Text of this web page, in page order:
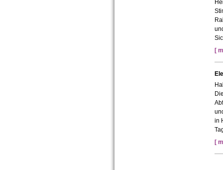
[
in
[